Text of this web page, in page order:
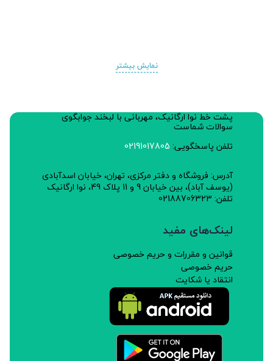
نمایش بیشتر
پشت خط نوا ارگانیک، مهربانی با لبخند جوابگوی
سوالات شماست
تلفن پاسخگویی: 02191017805
آدرس: فروشگاه و دفتر مرکزی، تهران، خیابان اسدآبادی
(یوسف آباد)، بین خیابان 9 و 11 پلاک 49، نوا ارگانیک
تلفن: 02188706323
لینک‌های مفید
قوانین و مقررات و حریم خصوصی
حریم خصوصی
انتقاد یا شکایت